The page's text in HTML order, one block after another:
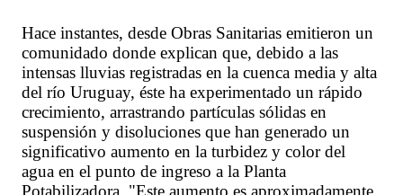
Hace instantes, desde Obras Sanitarias emitieron un
comunidado donde explican que, debido a las
intensas lluvias registradas en la cuenca media y alta
del río Uruguay, éste ha experimentado un rápido
crecimiento, arrastrando partículas sólidas en
suspensión y disoluciones que han generado un
significativo aumento en la turbidez y color del
agua en el punto de ingreso a la Planta